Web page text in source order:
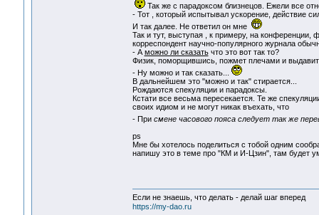
Так же с парадоксом близнецов. Ежели все
- Тот , который испытывал ускорение, действие
И так далее. Не ответил он мне
Так и тут, выступая , к примеру, на конференции,
корреспондент научно-популярного журнала
- А можно ли сказатьчто это вот так то?
Физик, поморщившись, пожмет плечами и
- Ну можно и так сказать...
В дальнейшем это "можно и так" стирается...
Рождаются спекуляции и парадоксы.
Кстати все весьма пересекается. Те же
своих идиом и не могут никак въехать, что
- При смене часового пояса следует так же
ps
Мне бы хотелось поделиться с тобой одним
напишу это в теме про "КМ и И-Цзин", там будет
Если не знаешь, что делать - делай шаг вперед
https://my-dao.ru